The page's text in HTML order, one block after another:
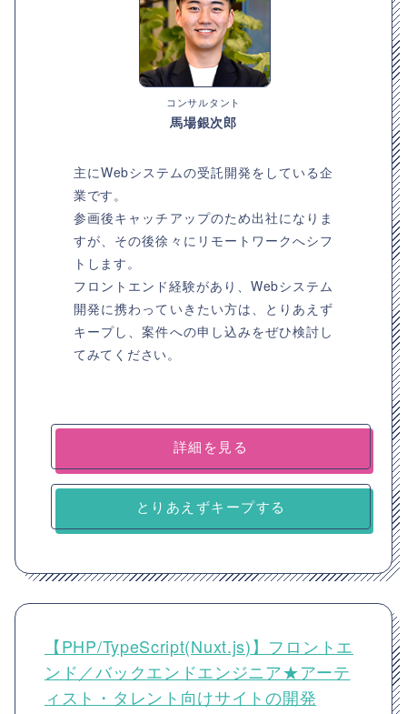
コンサルタント
馬場銀次郎
主にWebシステムの受託開発をしている企
業です。
参画後キャッチアップのため出社になりま
すが、その後徐々にリモートワークへシフ
トします。
フロントエンド経験があり、Webシステム
開発に携わっていきたい方は、とりあえず
キープし、案件への申し込みをぜひ検討し
てみてください。
詳細を見る
とりあえずキープする
【PHP/TypeScript(Nuxt.js)】フロントエ
ンド／バックエンドエンジニア★アーテ
ィスト・タレント向けサイトの開発